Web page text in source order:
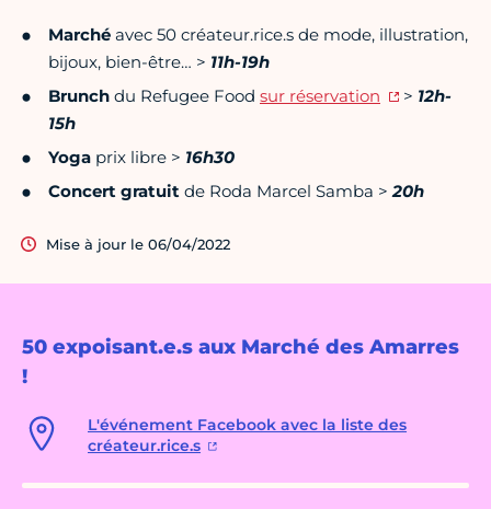
50 expoisant.e.s aux Marché des Amarres
!
L'événement Facebook avec la liste des
créateur.rice.s
Marché avec 50 créateur.rice.s de mode, illustration,
bijoux, bien-être… > 11h-19h
Brunch du Refugee Food sur réservation > 12h-
15h
Yoga prix libre > 16h30
Concert gratuit de Roda Marcel Samba >20h
Mise à jour le 06/04/2022